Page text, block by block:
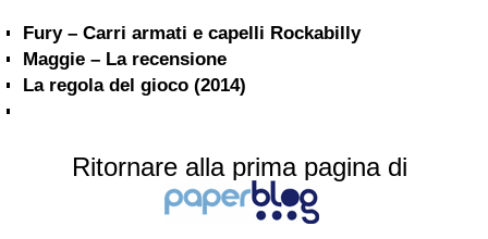
Fury – Carri armati e capelli Rockabilly
Maggie – La recensione
La regola del gioco (2014)
Ritornare alla prima pagina di